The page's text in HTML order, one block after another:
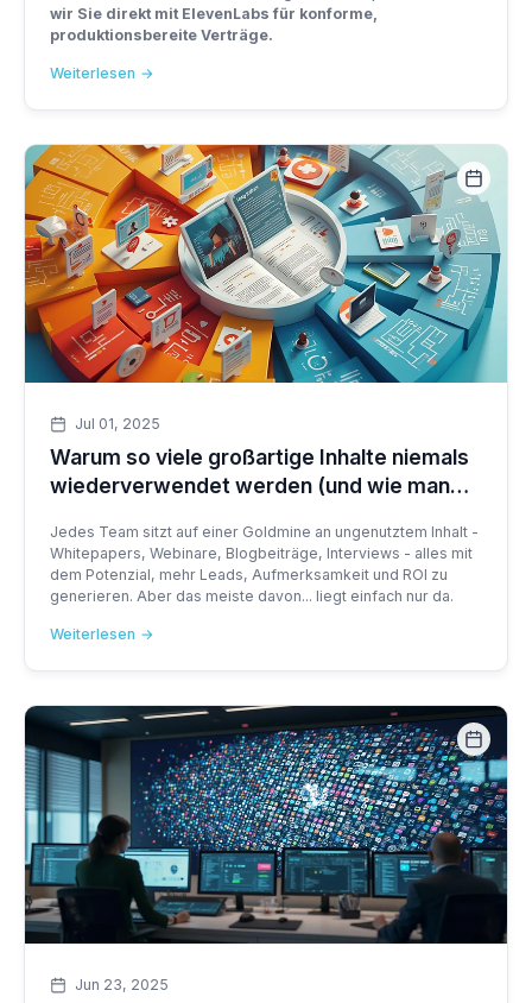
wir Sie direkt mit ElevenLabs für konforme,
produktionsbereite Verträge.
Weiterlesen
Jul 01, 2025
Warum so viele großartige Inhalte niemals
wiederverwendet werden (und wie man
Jedes Team sitzt auf einer Goldmine an ungenutztem Inhalt -
Whitepapers, Webinare, Blogbeiträge, Interviews - alles mit
dem Potenzial, mehr Leads, Aufmerksamkeit und ROI zu
generieren. Aber das meiste davon... liegt einfach nur da.
Weiterlesen
Jun 23, 2025